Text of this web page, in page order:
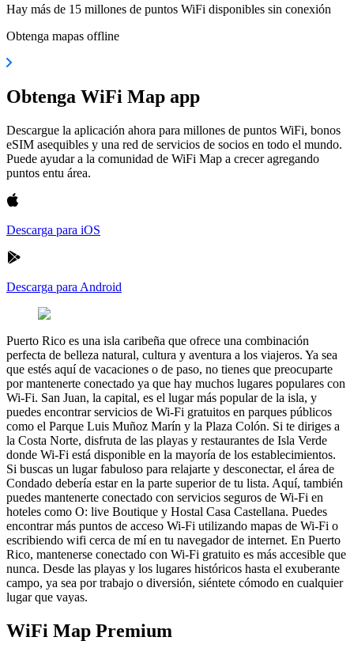
Hay más de 15 millones de puntos WiFi disponibles sin conexión
Obtenga mapas offline
Obtenga WiFi Map app
Descargue la aplicación ahora para millones de puntos WiFi, bonos
eSIM asequibles y una red de servicios de socios en todo el mundo.
Puede ayudar a la comunidad de WiFi Map a crecer agregando
puntos entu área.
Descarga para iOS
Descarga para Android
Puerto Rico es una isla caribeña que ofrece una combinación
perfecta de belleza natural, cultura y aventura a los viajeros. Ya sea
que estés aquí de vacaciones o de paso, no tienes que preocuparte
por mantenerte conectado ya que hay muchos lugares populares con
Wi-Fi. San Juan, la capital, es el lugar más popular de la isla, y
puedes encontrar servicios de Wi-Fi gratuitos en parques públicos
como el Parque Luis Muñoz Marín y la Plaza Colón. Si te diriges a
la Costa Norte, disfruta de las playas y restaurantes de Isla Verde
donde Wi-Fi está disponible en la mayoría de los establecimientos.
Si buscas un lugar fabuloso para relajarte y desconectar, el área de
Condado debería estar en la parte superior de tu lista. Aquí, también
puedes mantenerte conectado con servicios seguros de Wi-Fi en
hoteles como O: live Boutique y Hostal Casa Castellana. Puedes
encontrar más puntos de acceso Wi-Fi utilizando mapas de Wi-Fi o
escribiendo wifi cerca de mí en tu navegador de internet. En Puerto
Rico, mantenerse conectado con Wi-Fi gratuito es más accesible que
nunca. Desde las playas y los lugares históricos hasta el exuberante
campo, ya sea por trabajo o diversión, siéntete cómodo en cualquier
lugar que vayas.
WiFi Map Premium